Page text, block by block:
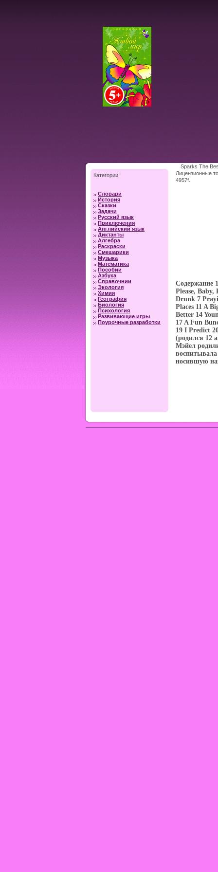
Категории:
Словари
История
Сказки
Задачи
Русский язык
Приключения
Английский язык
Диктанты
Алгебра
Раскраски
Смешарики
Музыка
Математика
Пособии
Азбука
Справочнии
Экология
Химия
География
Биология
Психология
Развивающие игры
Поурочные разработки
Sparks The
Лицензионные
4957f.
Содержание
Please, Baby,
Drunk 7
Places 11 A
Better 14
17 A Fun
19 I Predict
(родился 12
Мэйел
носившую